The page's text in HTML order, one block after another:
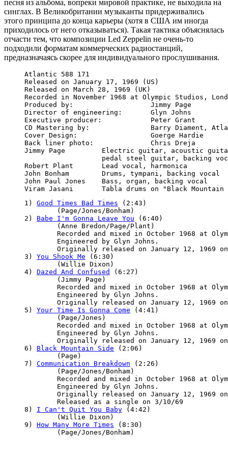
песня из альбома, вопреки мировой практике, не выходила на
синглах. В Великобритании музыканты придерживались
этого принципа до конца карьеры (хотя в США им иногда
приходилось от него отказываться). Такая тактика объяснялась
отчасти тем, что композиции Led Zeppelin не очень-то
подходили форматам коммерческих радиостанций,
предназначаясь скорее для индивидуального прослушивания.
Atlantic 588 171
Released on January 17, 1969 (US)
Released on March 28, 1969 (UK)
Recorded in November 1968 at Olympic Studios,
Produced by:                   Jimmy Page
Director of engineering:       Glyn Johns
Executive producer:            Peter Grant
CD Mastering by:               Barry Diament,
Cover Design:                  Goerge Hardie
Back liner photo:              Chris Dreja
Jimmy Page         Electric guitar, acoustic
pedal steel guitar, backing
Robert Plant       Lead vocal, harmonica
John Bonham        Drums, tympani, backing vocal
John Paul Jones    Bass, organ, backing vocal
1) Good Times Bad Times (2:43)
        (Page/Jones/Bonham)
2) Babe I'm Gonna Leave You (6:40)
        (Anne Bredon/Page/Plant)
Recorded and mixed in October 1968 at
        Engineered by Glyn Johns.
Originally released on January 12, 1969
3) You Shook Me (6:30)
        (Willie Dixon)
4) Dazed And Confused
(6:27)
        (Jimmy Page)
Recorded and mixed in October 1968 at
        Engineered by Glyn Johns.
Originally released on January 12, 1969
5) Your Time Is Gonna Come (4:41)
        (Page/Jones)
Recorded and mixed in October 1968 at
        Engineered by Glyn Johns.
Originally released on January 12, 1969
6) Black Mountain Side (2:06)
        (Page)
7) Communication Breakdown (2:26)
        (Page/Jones/Bonham)
Recorded and mixed in October 1968 at
        Engineered by Glyn Johns.
Originally released on January 12, 1969
        Released as a single on 3/10/69
8) I Can't Quit You Baby (4:42)
        (Willie Dixon)
9) How Many More Times (8:30)